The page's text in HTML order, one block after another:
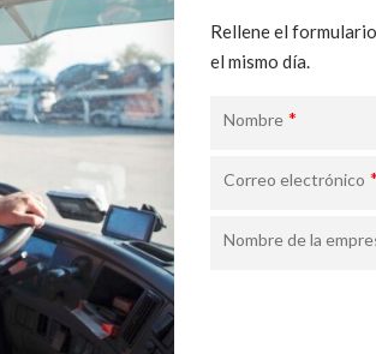
Rellene el
el mismo día.
Nombre *
Correo electrónico *
Nombre de la